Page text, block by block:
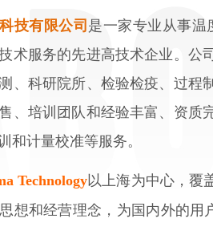
技有限公司 是一家专业从事温
术服务的先进高技术企业。公
、科研院所、检验检疫、过程
、培训团队和经验丰富、资
和计量校准等服务。
Technology以上海为中心，覆
想和经营理念，为国内外的用